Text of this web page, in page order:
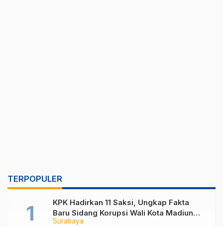
TERPOPULER
Surabaya
KPK Hadirkan 11 Saksi, Ungkap Fakta
Baru Sidang Korupsi Wali Kota Madiun
Nonaktif Maidi